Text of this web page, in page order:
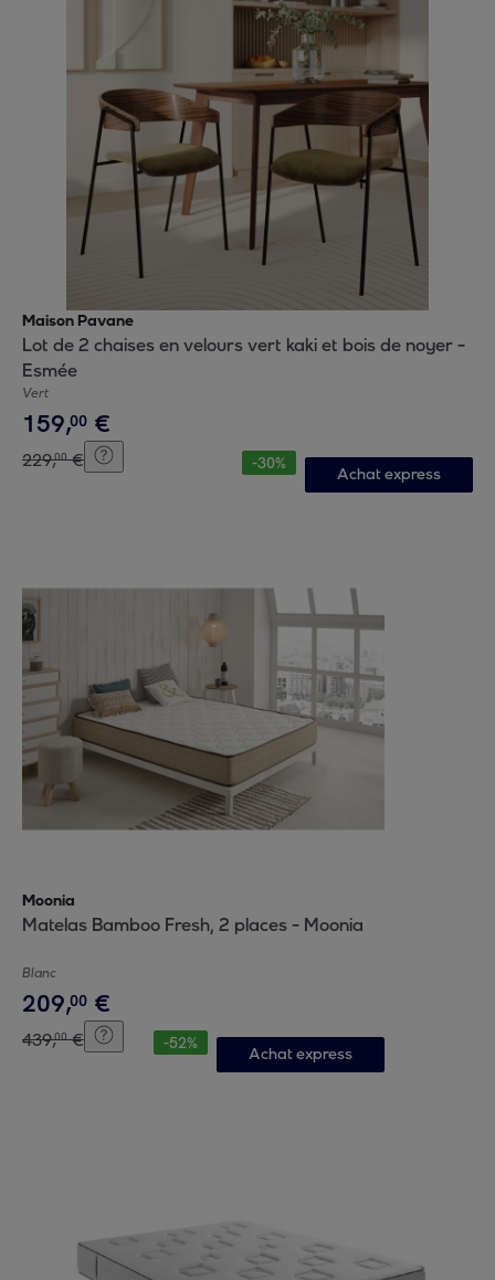
Maison Pavane
Lot de 2 chaises en velours vert kaki et bois de noyer -
Esmée
Vert
159,00 €
229,00 € -30%
Achat express
Moonia
Matelas Bamboo Fresh, 2 places - Moonia
Blanc
209,00 €
439,00 € -52%
Achat express